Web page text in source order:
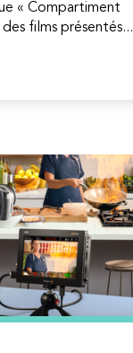
« Compartiment
films présentés...